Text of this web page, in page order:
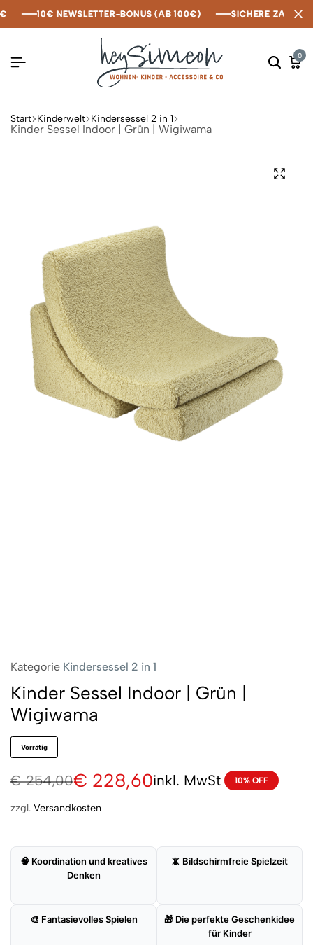
10€ NEWSLETTER-BONUS (AB 100€) SICHERE ZAHLUNG
10€ NEWSLETTER-BONUS (AB 100€) SICHERE ZAHLUNG
10€ NEWSLETTER-BONUS (AB 100€) SICHERE ZAHLUNG
0
Start Kinderwelt Kindersessel 2 in 1
Kinder Sessel Indoor | Grün | Wigiwama
Kategorie Kindersessel 2 in 1
Kinder Sessel Indoor | Grün |
Wigiwama
Vorrätig
€254,00€ 228,60 10% OFF
inkl. MwSt
zzgl. Versandkosten
🧠 Koordination und kreatives
Denken
📵 Bildschirmfreie Spielzeit
🎨 Fantasievolles Spielen
🎁 Die perfekte Geschenkidee
für Kinder